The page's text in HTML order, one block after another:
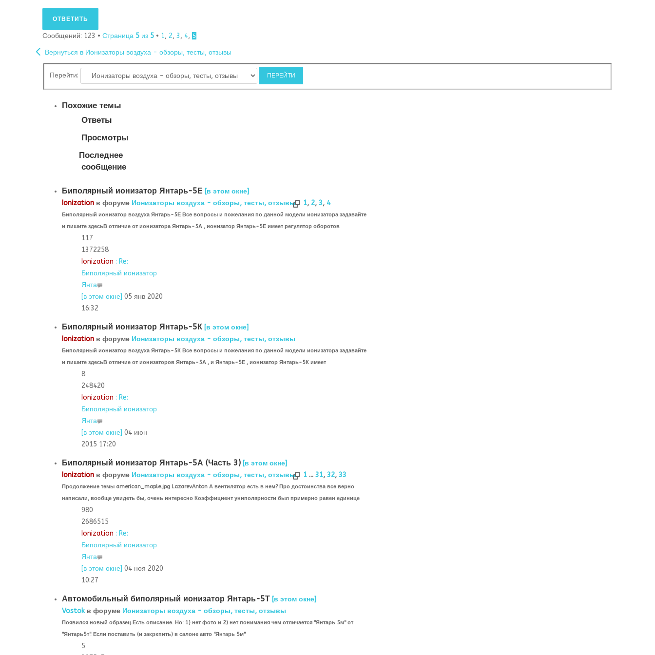
ОТВЕТИТЬ
Сообщений: 123 • Страница 5 из 5 • 1, 2, 3, 4, 5
Вернуться в Ионизаторы воздуха - обзоры, тесты, отзывы
Перейти:
Похожие темы
Ответы
Просмотры
Последнее
сообщение
Биполярный ионизатор Янтарь-5Е [в этом окне]
Ionization в форуме Ионизаторы воздуха - обзоры, тесты, отзывы
Биполярный ионизатор воздуха Янтарь-5Е Все вопросы и пожелания по данной модели ионизатора задавайте
и пишите здесьВ отличие от ионизатора Янтарь-5А , ионизатор Янтарь-5Е имеет регулятор оборотов
1, 2, 3, 4
117
1372258
Ionization : Re:
Биполярный ионизатор
Янта
[в этом окне] 05 янв 2020
16:32
Биполярный ионизатор Янтарь-5К [в этом окне]
Ionization в форуме Ионизаторы воздуха - обзоры, тесты, отзывы
Биполярный ионизатор воздуха Янтарь-5К Все вопросы и пожелания по данной модели ионизатора задавайте
и пишите здесьВ отличие от ионизаторов Янтарь-5А , и Янтарь-5Е , ионизатор Янтарь-5К имеет
8
248420
Ionization : Re:
Биполярный ионизатор
Янта
[в этом окне] 04 июн
2015 17:20
Биполярный ионизатор Янтарь-5А (Часть 3) [в этом окне]
Ionization в форуме Ионизаторы воздуха - обзоры, тесты, отзывы
Продолжение темы american_maple.jpg LazarevAnton А вентилятор есть в нем? Про достоинства все верно
написали, вообще увидеть бы, очень интересно Коэффициент униполярности был примерно равен единице
1 ... 31, 32, 33
980
2686515
Ionization : Re:
Биполярный ионизатор
Янта
[в этом окне] 04 ноя 2020
10:27
Автомобильный биполярный ионизатор Янтарь-5Т [в этом окне]
Vostok в форуме Ионизаторы воздуха - обзоры, тесты, отзывы
Появился новый образец.Есть описание. Но: 1) нет фото и 2) нет понимания чем отличается "Янтарь 5м" от
"Янтарь5т". Если поставить (и закркпить) в салоне авто "Янтарь 5м"
5